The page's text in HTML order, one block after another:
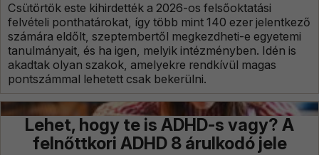
Csütörtök este kihirdették a 2026-os felsőoktatási
felvételi ponthatárokat, így több mint 140 ezer jelentkező
számára eldőlt, szeptembertől megkezdheti-e egyetemi
tanulmányait, és ha igen, melyik intézményben. Idén is
akadtak olyan szakok, amelyekre rendkívül magas
pontszámmal lehetett csak bekerülni.
Lehet, hogy te is ADHD-s vagy? A
felnőttkori ADHD 8 árulkodó jele